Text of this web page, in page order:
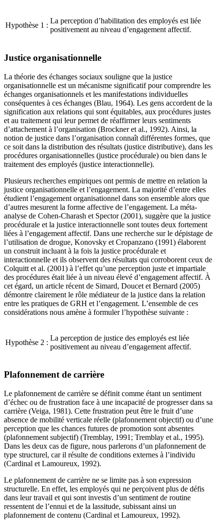
Hypothèse 1 :
La perception d’habilitation des employés est liée
positivement au niveau d’engagement affectif.
Justice organisationnelle
La théorie des échanges sociaux souligne que la justice
organisationnelle est un mécanisme significatif pour comprendre les
échanges organisationnels et les manifestations individuelles
conséquentes à ces échanges (Blau, 1964). Les gens accordent de la
signification aux relations qui sont équitables, aux procédures justes
et au traitement qui leur permet de réaffirmer leurs sentiments
d’attachement à l’organisation (Brockner et al., 1992). Ainsi, la
notion de justice dans l’organisation connaît différentes formes, que
ce soit dans la distribution des résultats (justice distributive), dans les
procédures organisationnelles (justice procédurale) ou bien dans le
traitement des employés (justice interactionnelle).
Plusieurs recherches empiriques ont permis de mettre en relation la
justice organisationnelle et l’engagement. La majorité d’entre elles
étudient l’engagement organisationnel dans son ensemble alors que
d’autres mesurent la forme affective de l’engagement. La méta-
analyse de Cohen-Charash et Spector (2001), suggère que la justice
procédurale et la justice interactionnelle sont toutes deux fortement
liées à l’engagement affectif. Dans une recherche sur le dépistage de
l’utilisation de drogue, Konovsky et Cropanzano (1991) élaborent
un construit incluant à la fois la justice procédurale et
interactionnelle et ils observent des résultats qui corroborent ceux de
Colquitt et al. (2001) à l’effet qu’une perception juste et impartiale
des procédures était liée à un niveau élevé d’engagement affectif. À
cet égard, un article récent de Simard, Doucet et Bernard (2005)
démontre clairement le rôle médiateur de la justice dans la relation
entre les pratiques de GRH et l’engagement. L’ensemble de ces
considérations nous amène à formuler l’hypothèse suivante :
Hypothèse 2 :
La perception de justice des employés est liée
positivement au niveau d’engagement affectif.
Plafonnement de carrière
Le plafonnement de carrière se définit comme étant un sentiment
d’échec ou de frustration face à une incapacité de progresser dans sa
carrière (Veiga, 1981). Cette frustration peut être le fruit d’une
absence de mobilité verticale réelle (plafonnement objectif) ou d’une
perception que les chances futures de promotion sont absentes
(plafonnement subjectif) (Tremblay, 1991; Tremblay et al., 1995).
Dans les deux cas de figure, nous parlerons d’un plafonnement de
type structurel, car il résulte de conditions externes à l’individu
(Cardinal et Lamoureux, 1992).
Le plafonnement de carrière ne se limite pas à son expression
structurelle. En effet, les employés qui ne perçoivent plus de défis
dans leur travail et qui sont investis d’un sentiment de routine
ressentent de l’ennui et de la lassitude, subissant ainsi un
plafonnement de contenu (Cardinal et Lamoureux, 1992).